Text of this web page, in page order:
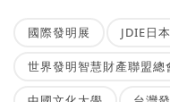
國際發明展 JDIE日
世界發明智慧財產聯盟總